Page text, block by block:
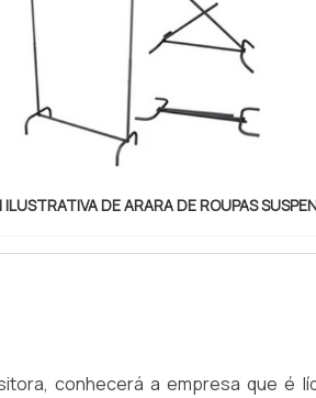
DE ARARA DE ROUPAS
conhecerá a empresa que é